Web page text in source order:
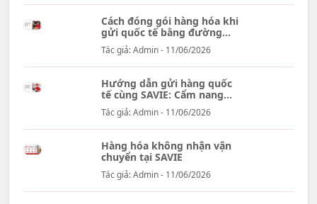
Cách đóng gói hàng hóa khi
gửi quốc tế bằng đường
hàng...
Tác giả: Admin - 11/06/2026
Hướng dẫn gửi hàng quốc
tế cùng SAVIE: Cẩm nang
đầy đủ...
Tác giả: Admin - 11/06/2026
Hàng hóa không nhận vận
chuyển tại SAVIE
Tác giả: Admin - 11/06/2026